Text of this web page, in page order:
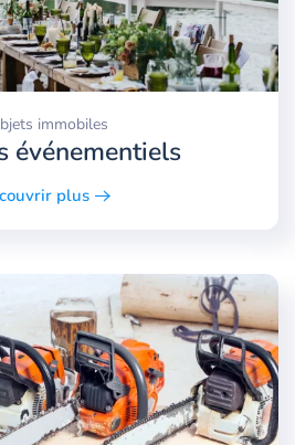
immobiles
événementiels
plus